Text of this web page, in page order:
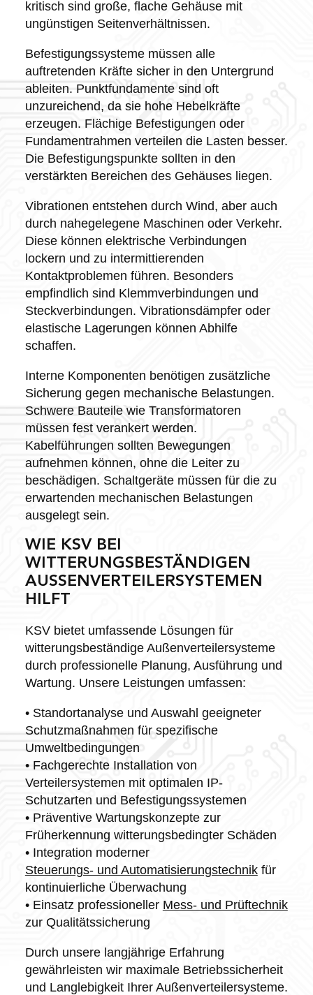
kritisch sind große, flache Gehäuse mit
ungünstigen Seitenverhältnissen.
Befestigungssysteme müssen alle
auftretenden Kräfte sicher in den Untergrund
ableiten. Punktfundamente sind oft
unzureichend, da sie hohe Hebelkräfte
erzeugen. Flächige Befestigungen oder
Fundamentrahmen verteilen die Lasten besser.
Die Befestigungspunkte sollten in den
verstärkten Bereichen des Gehäuses liegen.
Vibrationen entstehen durch Wind, aber auch
durch nahegelegene Maschinen oder Verkehr.
Diese können elektrische Verbindungen
lockern und zu intermittierenden
Kontaktproblemen führen. Besonders
empfindlich sind Klemmverbindungen und
Steckverbindungen. Vibrationsdämpfer oder
elastische Lagerungen können Abhilfe
schaffen.
Interne Komponenten benötigen zusätzliche
Sicherung gegen mechanische Belastungen.
Schwere Bauteile wie Transformatoren
müssen fest verankert werden.
Kabelführungen sollten Bewegungen
aufnehmen können, ohne die Leiter zu
beschädigen. Schaltgeräte müssen für die zu
erwartenden mechanischen Belastungen
ausgelegt sein.
WIE KSV BEI
WITTERUNGSBESTÄNDIGEN
AUSSENVERTEILERSYSTEMEN H
ILFT
KSV bietet umfassende Lösungen für
witterungsbeständige Außenverteilersysteme
durch professionelle Planung, Ausführung und
Wartung. Unsere Leistungen umfassen:
• Standortanalyse und Auswahl geeigneter
Schutzmaßnahmen für spezifische
Umweltbedingungen
• Fachgerechte Installation von
Verteilersystemen mit optimalen IP-
Schutzarten und Befestigungssystemen
• Präventive Wartungskonzepte zur
Früherkennung witterungsbedingter Schäden
• Integration moderner
Steuerungs- und Automatisierungstechnikfür
kontinuierliche Überwachung
• Einsatz professioneller Mess- und Prüftechnik
zur Qualitätssicherung
Durch unsere langjährige Erfahrung
gewährleisten wir maximale Betriebssicherheit
und Langlebigkeit Ihrer Außenverteilersysteme.